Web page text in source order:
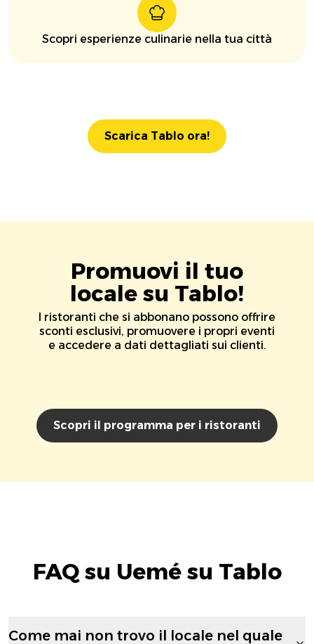
Scopri esperienze culinarie nella tua città
Scarica Tablo ora!
Promuovi il tuo
locale su Tablo!
I ristoranti che si abbonano possono offrire
sconti esclusivi, promuovere i propri eventi
e accedere a dati dettagliati sui clienti.
Scopri il programma per i ristoranti
FAQ su Uemé su Tablo
Come mai non trovo il locale nel quale